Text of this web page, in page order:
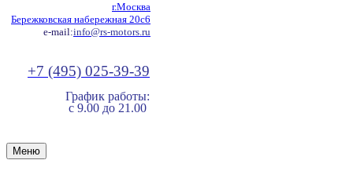
г.Москва
Бережковская набережная 20с6
e-mail:info@rs-motors.ru
+7 (495) 025-39-39
График работы:
с 9.00 до 21.00
Меню